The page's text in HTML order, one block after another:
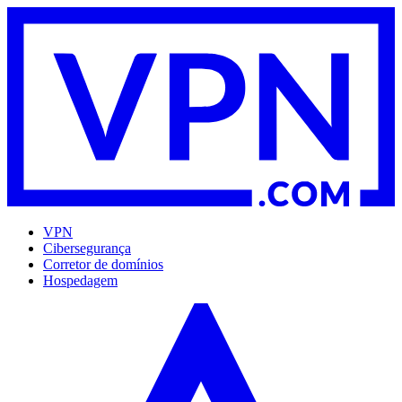
VPN
Cibersegurança
Corretor de domínios
Hospedagem